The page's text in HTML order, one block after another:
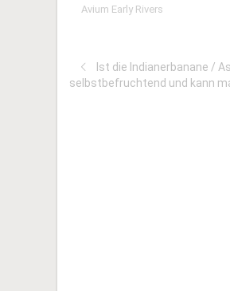
Avium Early Rivers
Ist die Indianerbanane /
selbstbefruchtend und kann